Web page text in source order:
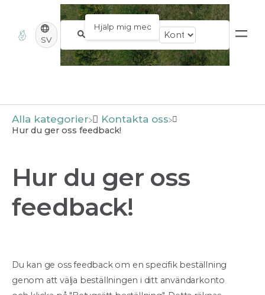
SV
Alla kategorier ​Kontakta oss
Hur du ger oss feedback!
Hur du ger oss
feedback!
Du kan ge oss feedback om en specifik beställning
genom att välja beställningen i ditt användarkonto